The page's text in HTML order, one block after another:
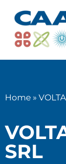
Home »
SRL